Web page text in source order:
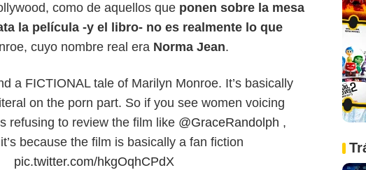
como de aquellos que ponen sobre la mesa
la película -y el libro- no es realmente lo que
cuyo nombre real era Norma Jean.
a FICTIONAL tale of Marilyn Monroe. It’s basically
on the porn part. So if you see women voicing
refusing to review the film like @GraceRandolph ,
because the film is basically a fan fiction
pic.twitter.com/hkgOqhCPdX